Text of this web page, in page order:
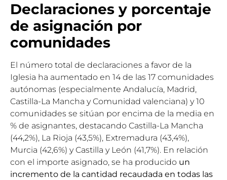
Declaraciones y porcentaje
de asignación por
comunidades
El número total de declaraciones a favor de la
Iglesia ha aumentado en 14 de las 17 comunidades
autónomas (especialmente Andalucía, Madrid,
Castilla-La Mancha y Comunidad valenciana) y 10
comunidades se sitúan por encima de la media en
% de asignantes, destacando Castilla-La Mancha
(44,2%), La Rioja (43,5%), Extremadura (43,4%),
Murcia (42,6%) y Castilla y León (41,7%). En relación
con el importe asignado, se ha producido un
incremento de la cantidad recaudada en todas las